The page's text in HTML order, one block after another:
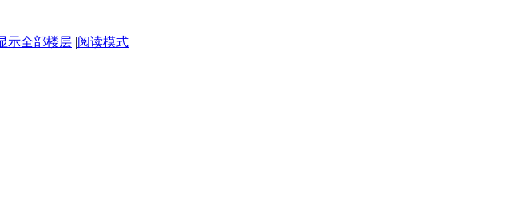
示全部楼层 |阅读模式